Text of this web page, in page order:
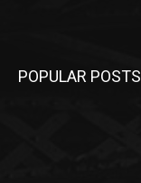
POPULAR POSTS